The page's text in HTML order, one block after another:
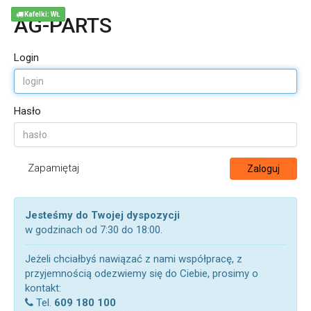
AG-PARTS
Login
Hasło
Zapamiętaj Zaloguj
Jesteśmy do Twojej dyspozycji
w godzinach od 7:30 do 18:00.
Jeżeli chciałbyś nawiązać z nami współpracę, z
przyjemnością odezwiemy się do Ciebie, prosimy o
kontakt:
Tel. 609 180 100
Kafelki: WŁ